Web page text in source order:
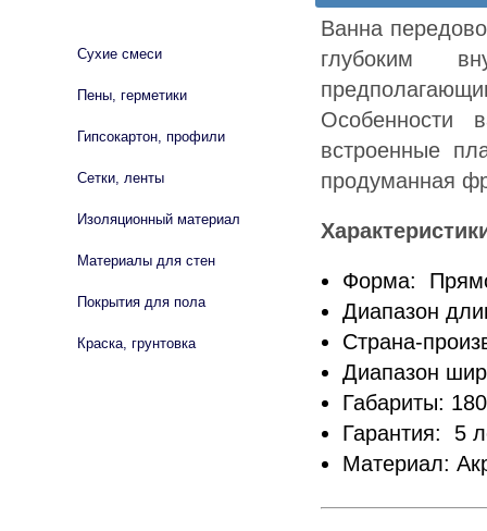
Ванна
глубоким
Особенности
встроенные
продуманная
Форма:
Диапазон
Страна-
Диапазон
Габариты:
Гарантия: 5
Материал:
Сухие смеси
Пены, герметики
Гипсокартон, профили
Сетки, ленты
Изоляционный материал
Материалы для стен
Покрытия для пола
Краска, грунтовка